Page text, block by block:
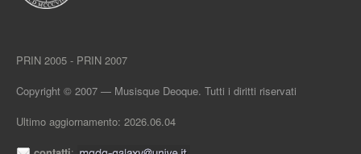
PRIN 2005 - PRIN 2007
Copyright © 2007 — Musisque Deoque. Tutti i diritti riservati
Ultimo aggiornamento: 2026.06.04